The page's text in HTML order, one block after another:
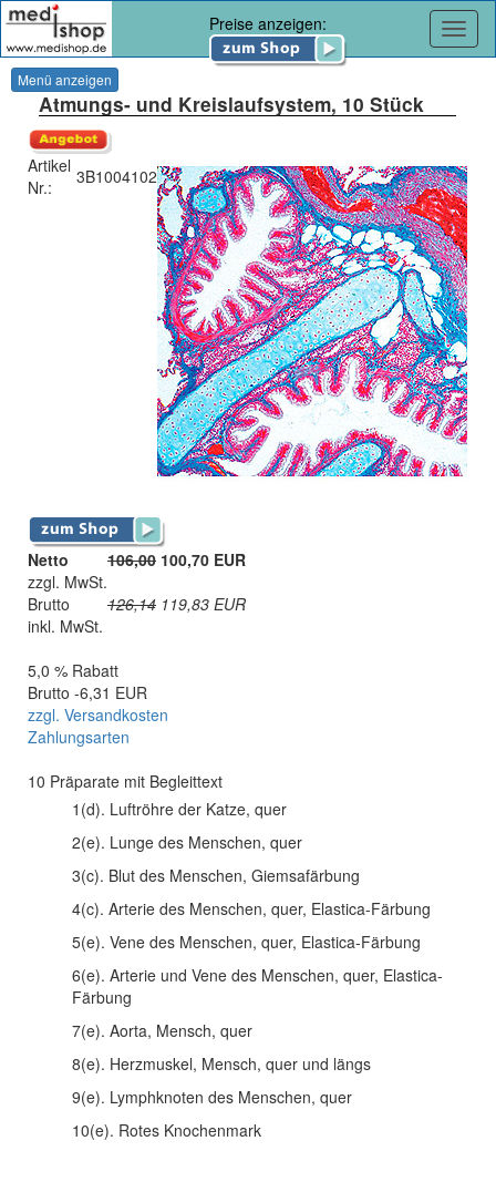
Preise anzeigen:
Menü anzeigen
Atmungs- und Kreislaufsystem, 10 Stück
Artikel
Nr.:
3B1004102
Netto 106,00 100,70 EUR
zzgl. MwSt.
Brutto
126,14 119,83 EUR
inkl. MwSt.
5,0 % Rabatt
Brutto -6,31 EUR
zzgl. Versandkosten
Zahlungsarten
10 Präparate mit Begleittext
1(d). Luftröhre der Katze, quer
2(e). Lunge des Menschen, quer
3(c). Blut des Menschen, Giemsafärbung
4(c). Arterie des Menschen, quer, Elastica-Färbung
5(e). Vene des Menschen, quer, Elastica-Färbung
6(e). Arterie und Vene des Menschen, quer, Elastica-
Färbung
7(e). Aorta, Mensch, quer
8(e). Herzmuskel, Mensch, quer und längs
9(e). Lymphknoten des Menschen, quer
10(e). Rotes Knochenmark